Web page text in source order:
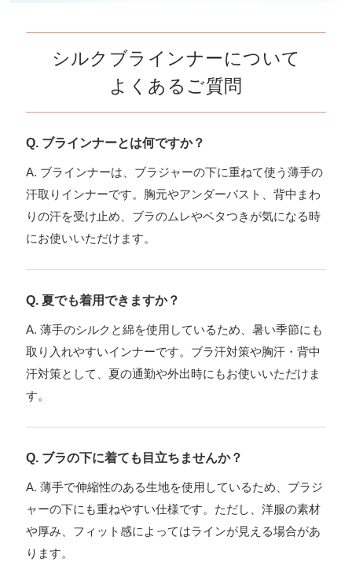
シルクブラインナーについて
よくあるご質問
Q. ブラインナーとは何ですか？
A. ブラインナーは、ブラジャーの下に重ねて使う薄手の
汗取りインナーです。胸元やアンダーバスト、背中まわ
りの汗を受け止め、ブラのムレやベタつきが気になる時
にお使いいただけます。
Q. 夏でも着用できますか？
A. 薄手のシルクと綿を使用しているため、暑い季節にも
取り入れやすいインナーです。ブラ汗対策や胸汗・背中
汗対策として、夏の通勤や外出時にもお使いいただけま
す。
Q. ブラの下に着ても目立ちませんか？
A. 薄手で伸縮性のある生地を使用しているため、ブラジ
ャーの下にも重ねやすい仕様です。ただし、洋服の素材
や厚み、フィット感によってはラインが見える場合があ
ります。